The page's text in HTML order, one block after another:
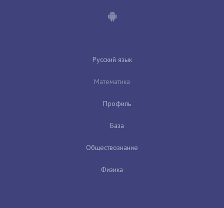
Русский язык
Математика
Профиль
База
Обществознание
Физика